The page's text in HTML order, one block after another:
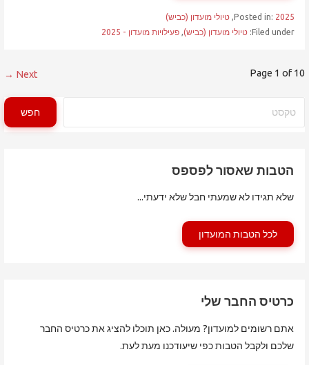
Posted in: 2025
, טיולי מועדון (כביש)
Filed under: טיולי מועדון (כביש), פעילויות מועדון - 2025
פוסט
navigation
Page 1 of 10
Next →
חפש
הטבות שאסור לפספס
שלא תגידו לא שמעתי חבל שלא ידעתי...
לכל הטבות המועדון
כרטיס החבר שלי
אתם רשומים למועדון? מעולה. כאן תוכלו להציג את כרטיס החבר
שלכם ולקבל הטבות כפי שיעודכנו מעת לעת.